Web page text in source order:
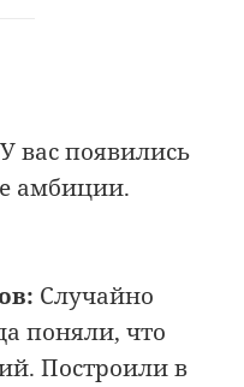
У вас появились
амбиции.
Случайно
поняли, что
Построили в